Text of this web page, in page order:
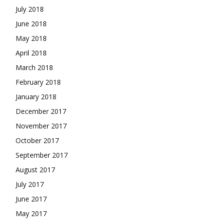
July 2018
June 2018
May 2018
April 2018
March 2018
February 2018
January 2018
December 2017
November 2017
October 2017
September 2017
August 2017
July 2017
June 2017
May 2017